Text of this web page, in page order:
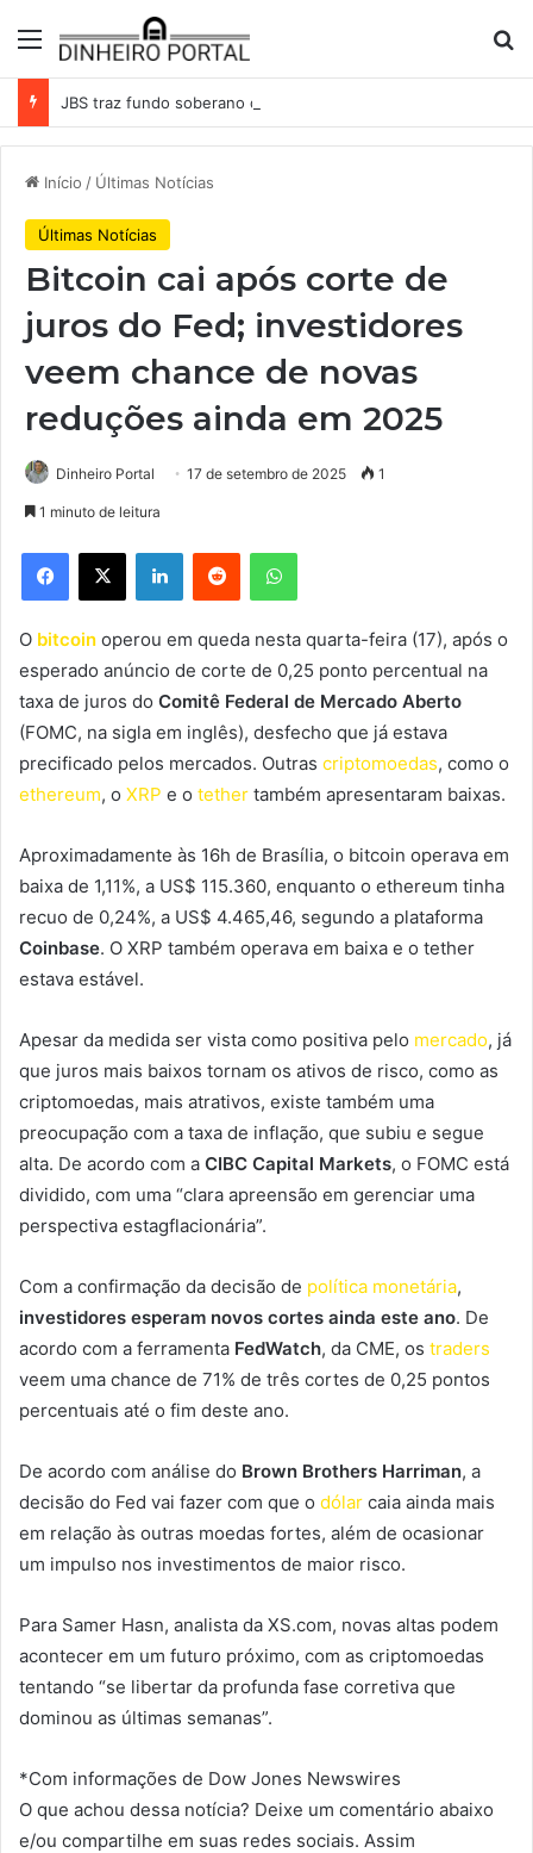
Menu
Início / Últimas Notícias
Últimas Notícias
Bitcoin cai após corte de
juros do Fed; investidores
veem chance de novas
reduções ainda em 2025
Dinheiro Portal 17 de setembro de 2025 1
1 minuto de leitura
Facebook
X LinkedinReddit WhatsApp
O bitcoin operou em queda nesta quarta-feira (17), após o
esperado anúncio de corte de 0,25 ponto percentual na
taxa de juros do Comitê Federal de Mercado Aberto
(FOMC, na sigla em inglês), desfecho que já estava
precificado pelos mercados. Outras criptomoedas, como o
ethereum, o XRP e o tether também apresentaram baixas.
Aproximadamente às 16h de Brasília, o bitcoin operava em
baixa de 1,11%, a US$ 115.360, enquanto o ethereum tinha
recuo de 0,24%, a US$ 4.465,46, segundo a plataforma
Coinbase. O XRP também operava em baixa e o tether
estava estável.
Apesar da medida ser vista como positiva pelo mercado, já
que juros mais baixos tornam os ativos de risco, como as
criptomoedas, mais atrativos, existe também uma
preocupação com a taxa de inflação, que subiu e segue
alta. De acordo com a CIBC Capital Markets, o FOMC está
dividido, com uma “clara apreensão em gerenciar uma
perspectiva estagflacionária”.
Com a confirmação da decisão de política monetária,
investidores esperam novos cortes ainda este ano. De
acordo com a ferramenta FedWatch, da CME, os traders
veem uma chance de 71% de três cortes de 0,25 pontos
percentuais até o fim deste ano.
De acordo com análise do Brown Brothers Harriman, a
decisão do Fed vai fazer com que o dólar caia ainda mais
em relação às outras moedas fortes, além de ocasionar
um impulso nos investimentos de maior risco.
Para Samer Hasn, analista da XS.com, novas altas podem
acontecer em um futuro próximo, com as criptomoedas
tentando “se libertar da profunda fase corretiva que
dominou as últimas semanas”.
*Com informações de Dow Jones Newswires
O que achou dessa notícia? Deixe um comentário abaixo
e/ou compartilhe em suas redes sociais. Assim